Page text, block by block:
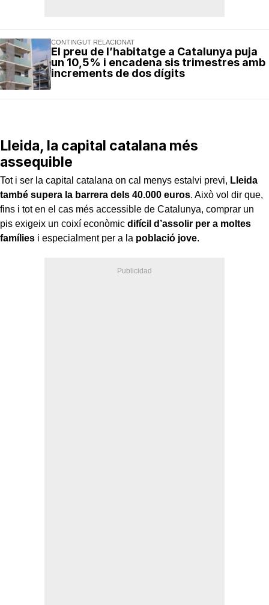
CONTINGUT RELACIONAT
El preu de l’habitatge a Catalunya puja
un 10,5% i encadena sis trimestres amb
increments de dos dígits
Lleida, la capital catalana més
assequible
Tot i ser la capital catalana on cal menys estalvi previ, Lleida
també supera la barrera dels 40.000 euros. Això vol dir que,
fins i tot en el cas més accessible de Catalunya, comprar un
pis exigeix un coixí econòmic difícil d’assolir per a moltes
famílies i especialment per a la població jove.